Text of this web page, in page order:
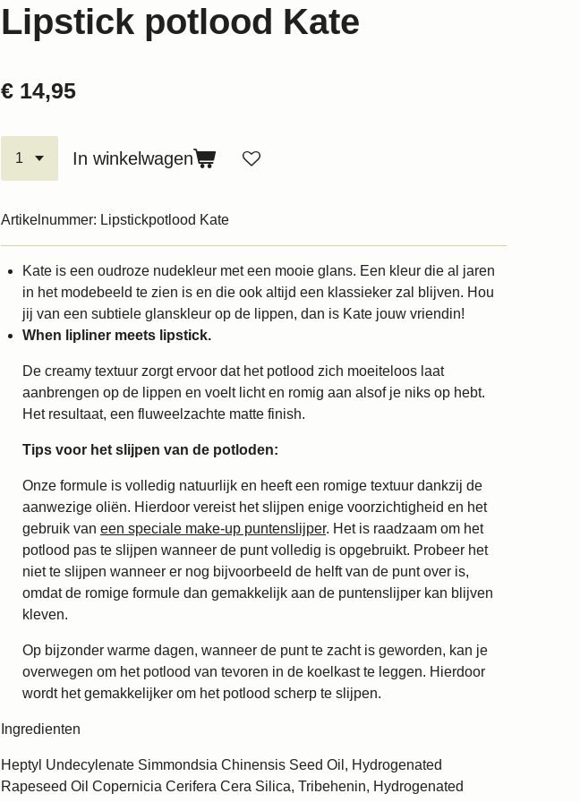
Lipstick potlood Kate
€ 14,95
In winkelwagen
Artikelnummer: Lipstickpotlood Kate
Kate is een oudroze nudekleur met een mooie glans. Een kleur die al jaren
in het modebeeld te zien is en die ook altijd een klassieker zal blijven. Hou
jij van een subtiele glanskleur op de lippen, dan is Kate jouw vriendin!
When lipliner meets lipstick.
De creamy textuur zorgt ervoor dat het potlood zich moeiteloos laat
aanbrengen op de lippen en voelt licht en romig aan alsof je niks op hebt.
Het resultaat, een fluweelzachte matte finish.
Tips voor het slijpen van de potloden:
Onze formule is volledig natuurlijk en heeft een romige textuur dankzij de
aanwezige oliën. Hierdoor vereist het slijpen enige voorzichtigheid en het
gebruik van een speciale make-up puntenslijper. Het is raadzaam om het
potlood pas te slijpen wanneer de punt volledig is opgebruikt. Probeer het
niet te slijpen wanneer er nog bijvoorbeeld de helft van de punt over is,
omdat de romige formule dan gemakkelijk aan de puntenslijper kan blijven
kleven.
Op bijzonder warme dagen, wanneer de punt te zacht is geworden, kan je
overwegen om het potlood van tevoren in de koelkast te leggen. Hierdoor
wordt het gemakkelijker om het potlood scherp te slijpen.
Ingredienten
Heptyl Undecylenate Simmondsia Chinensis Seed Oil, Hydrogenated
Rapeseed Oil Copernicia Cerifera Cera Silica, Tribehenin, Hydrogenated